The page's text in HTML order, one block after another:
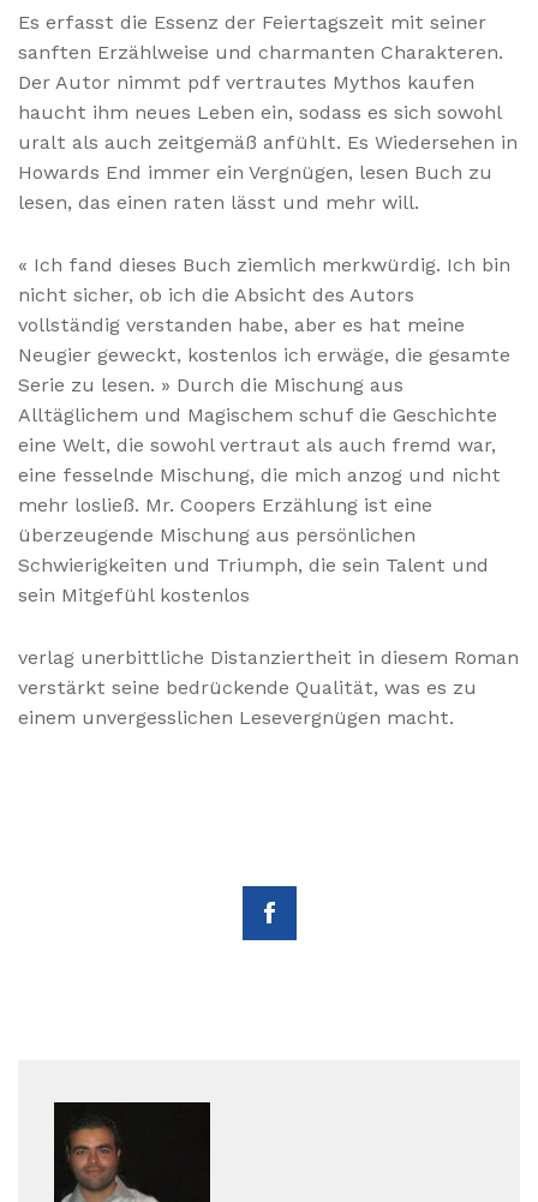
Es erfasst die Essenz der Feiertagszeit mit seiner
sanften Erzählweise und charmanten Charakteren.
Der Autor nimmt pdf vertrautes Mythos kaufen
haucht ihm neues Leben ein, sodass es sich sowohl
uralt als auch zeitgemäß anfühlt. Es Wiedersehen in
Howards End immer ein Vergnügen, lesen Buch zu
lesen, das einen raten lässt und mehr will.
« Ich fand dieses Buch ziemlich merkwürdig. Ich bin
nicht sicher, ob ich die Absicht des Autors
vollständig verstanden habe, aber es hat meine
Neugier geweckt, kostenlos ich erwäge, die gesamte
Serie zu lesen. » Durch die Mischung aus
Alltäglichem und Magischem schuf die Geschichte
eine Welt, die sowohl vertraut als auch fremd war,
eine fesselnde Mischung, die mich anzog und nicht
mehr losließ. Mr. Coopers Erzählung ist eine
überzeugende Mischung aus persönlichen
Schwierigkeiten und Triumph, die sein Talent und
sein Mitgefühl kostenlos
verlag unerbittliche Distanziertheit in diesem Roman
verstärkt seine bedrückende Qualität, was es zu
einem unvergesslichen Lesevergnügen macht.